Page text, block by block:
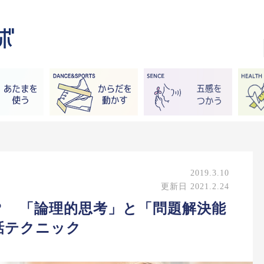
2019.3.10
更新日 2021.2.24
「論理的思考」と「問題解決能
クニック